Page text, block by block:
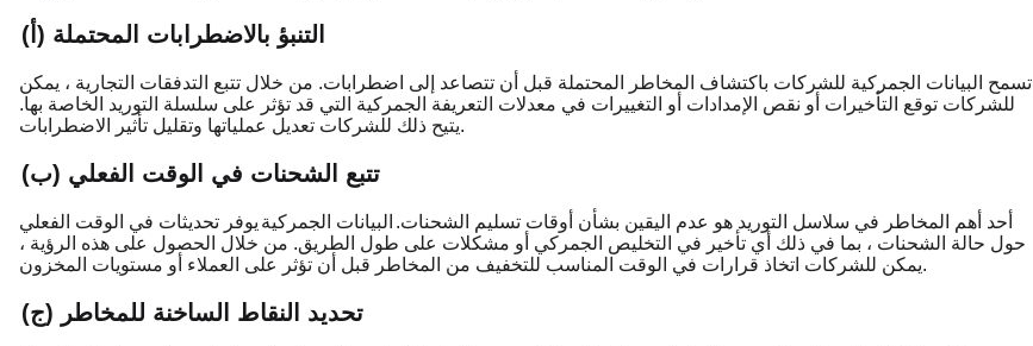
(أ) التنبؤ بالاضطرابات المحتملة
تسمح البيانات الجمركية للشركات باكتشاف المخاطر المحتملة قبل أن تتصاعد إلى اضطرابات. من خلال تتبع التدفقات التجارية ، يمكن
للشركات توقع التأخيرات أو نقص الإمدادات أو التغييرات في معدلات التعريفة الجمركية التي قد تؤثر على سلسلة التوريد الخاصة بها.
يتيح ذلك للشركات تعديل عملياتها وتقليل تأثير الاضطرابات.
(ب) تتبع الشحنات في الوقت الفعلي
أحد أهم المخاطر في سلاسل التوريد هو عدم اليقين بشأن أوقات تسليم الشحنات. البيانات الجمركية يوفر تحديثات في الوقت الفعلي
حول حالة الشحنات ، بما في ذلك أي تأخير في التخليص الجمركي أو مشكلات على طول الطريق. من خلال الحصول على هذه الرؤية ،
يمكن للشركات اتخاذ قرارات في الوقت المناسب للتخفيف من المخاطر قبل أن تؤثر على العملاء أو مستويات المخزون.
(ج) تحديد النقاط الساخنة للمخاطر